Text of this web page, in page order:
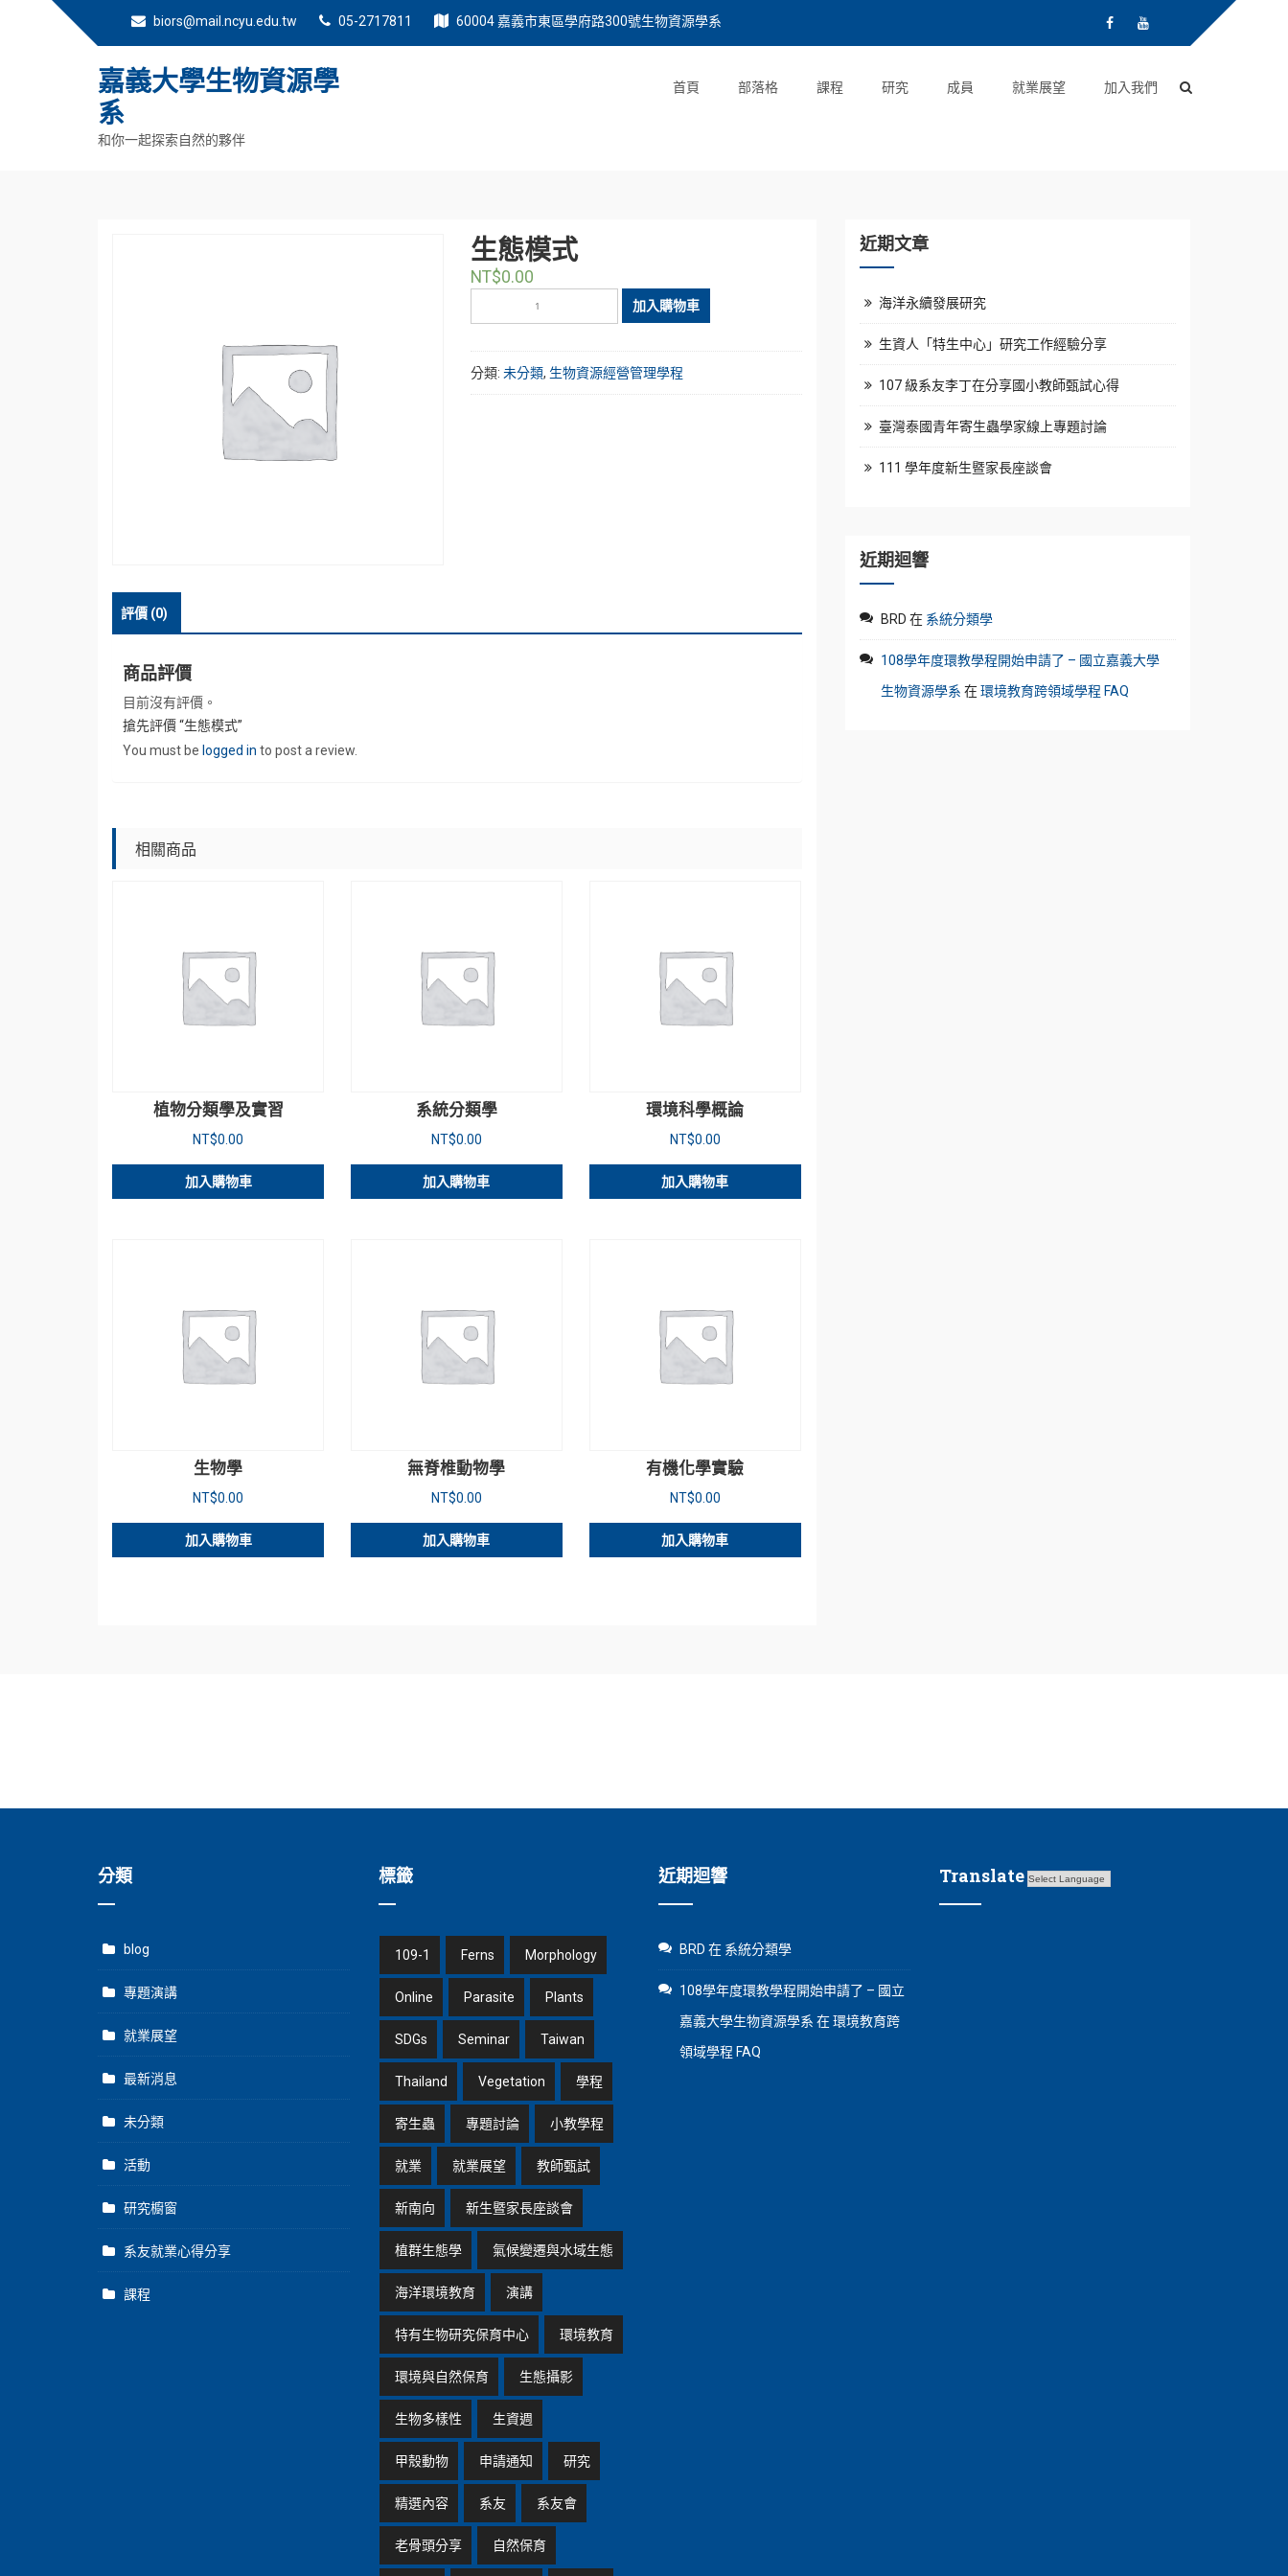
biors@mail.ncyu.edu.tw 05-2717811 60004 嘉義市東區學府路300號生物資源學系
嘉義大學生物資源學
系
和你一起探索自然的夥伴
首頁 部落格 課程 研究 成員 就業展望 加入我們
生態模式
NT$0.00
態
式
數
加入購物車
分類:未分類, 生物資源經營管理學程
評價 (0)
商品評價
目前沒有評價。
搶先評價 “生態模式”
You must be logged in to post a review.
相關商品
植物分類學及實習
NT$0.00
加入購物車
系統分類學
NT$0.00
加入購物車
環境科學概論
NT$0.00
加入購物車
生物學
NT$0.00
加入購物車
無脊椎動物學
NT$0.00
加入購物車
有機化學實驗
NT$0.00
加入購物車
近期文章
海洋永續發展研究
生資人「特生中心」研究工作經驗分享
107 級系友李丁在分享國小教師甄試心得
臺灣泰國青年寄生蟲學家線上專題討論
111 學年度新生暨家長座談會
近期迴響
BRD 在 系統分類學
108學年度環教學程開始申請了 – 國立嘉義大學
生物資源學系 在環境教育跨領域學程 FAQ
分類
blog
專題演講
就業展望
最新消息
未分類
活動
研究櫥窗
系友就業心得分享
課程
標籤
109-1 Ferns Morphology
Online Parasite Plants
SDGs Seminar Taiwan
Thailand Vegetation 學程
寄生蟲 專題討論 小教學程
就業 就業展望 教師甄試
新南向 新生暨家長座談會
植群生態學 氣候變遷與水域生態
海洋環境教育 演講
特有生物研究保育中心 環境教育
環境與自然保育 生態攝影
生物多樣性 生資週
甲殼動物 申請通知 研究
精選內容 系友 系友會
老骨頭分享 自然保育
近期迴響
BRD 在 系統分類學
108學年度環教學程開始申請了 – 國立
嘉義大學生物資源學系 在環境教育跨
領域學程 FAQ
Translate